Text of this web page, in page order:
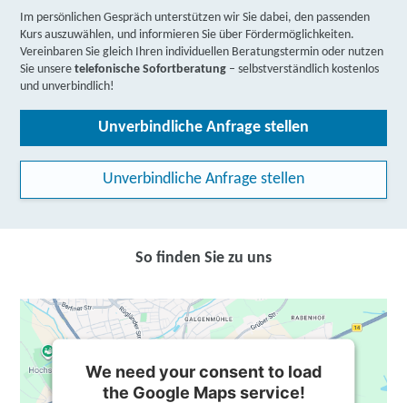
Im persönlichen Gespräch unterstützen wir Sie dabei, den passenden
Kurs auszuwählen, und informieren Sie über Fördermöglichkeiten.
Vereinbaren Sie gleich Ihren individuellen Beratungstermin oder nutzen
Sie unseretelefonische Sofortberatung – selbstverständlich kostenlos
und unverbindlich!
Unverbindliche Anfrage stellen
Unverbindliche Anfrage stellen
So finden Sie zu uns
We need your consent to load
the Google Maps service!